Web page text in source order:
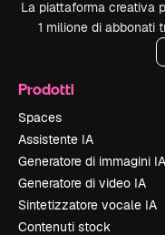
La piattaforma creativa
1 milione di abbonati
Prodotti
Spaces
Assistente IA
Generatore di immagini IA
Generatore di video IA
Sintetizzatore vocale IA
Contenuti stock